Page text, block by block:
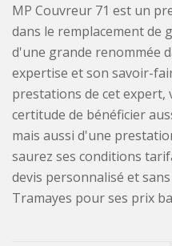
MP Couvreur 71 est un
dans le remplacement de
d'une grande renommée
expertise et son savoir-
prestations de cet expert,
certitude de bénéficier
mais aussi d'une
saurez ses conditions
devis personnalisé et
Tramayes pour ses prix